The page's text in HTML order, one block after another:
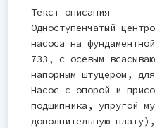
Текст описания
Одноступенчатый
насоса на
733, с осевым
напорным штуцером,
Насос с опорой и
подшипника, упругой
дополнительную